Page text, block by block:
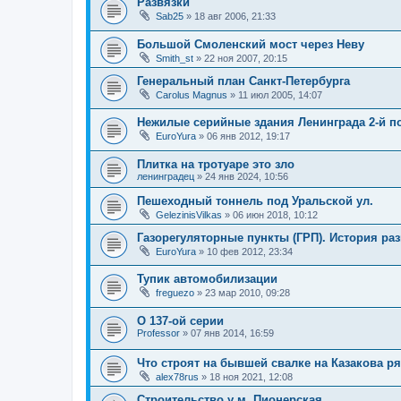
Sab25 » 18 авг 2006, 21:33
Большой Смоленский мост через Неву
Smith_st » 22 ноя 2007, 20:15
Генеральный план Санкт-Петербурга
Carolus Magnus » 11 июл 2005, 14:07
Нежилые серийные здания Ленинграда 2-й
EuroYura » 06 янв 2012, 19:17
Плитка на тротуаре это зло
ленинградец » 24 янв 2024, 10:56
Пешеходный тоннель под Уральской ул.
GelezinisVilkas » 06 июн 2018, 10:12
Газорегуляторные пункты (ГРП). История
EuroYura » 10 фев 2012, 23:34
Тупик автомобилизации
freguezo » 23 мар 2010, 09:28
О 137-ой серии
Professor » 07 янв 2014, 16:59
Что строят на бывшей свалке на Казакова
alex78rus » 18 ноя 2021, 12:08